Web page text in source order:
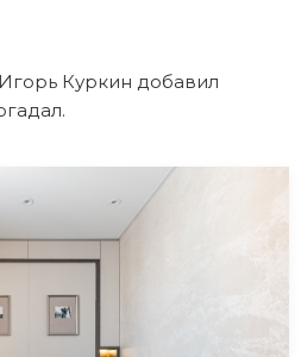
Куркин добавил